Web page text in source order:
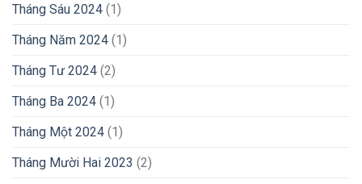
Tháng Sáu 2024 (1)
Tháng Năm 2024 (1)
Tháng Tư 2024 (2)
Tháng Ba 2024 (1)
Tháng Một 2024 (1)
Tháng Mười Hai 2023 (2)